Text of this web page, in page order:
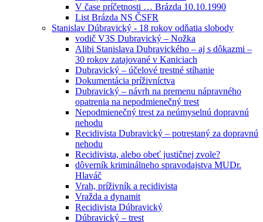
V čase príčetnosti … Brázda 10.10.1990
List Brázda NS ČSFR
Stanislav Dúbravický - 18 rokov odňatia slobody
vodič V3S Dubravický – Nožka
Alibi Stanislava Dubravického – aj s dôkazmi –
30 rokov zatajované v Kaniciach
Dubravický – účelové trestné stíhanie
Dokumentácia príživníctva
Dubravický – návrh na premenu nápravného
opatrenia na nepodmienečný trest
Nepodmienečný trest za neúmyselnú dopravnú
nehodu
Recidivista Dubravický – potrestaný za dopravnú
nehodu
Recidivista, alebo obeť justičnej zvole?
dôverník kriminálneho spravodajstva MUDr.
Hlaváč
Vrah, príživník a recidivista
Vražda a dynamit
Recidivista Dúbravický
Dúbravický – trest